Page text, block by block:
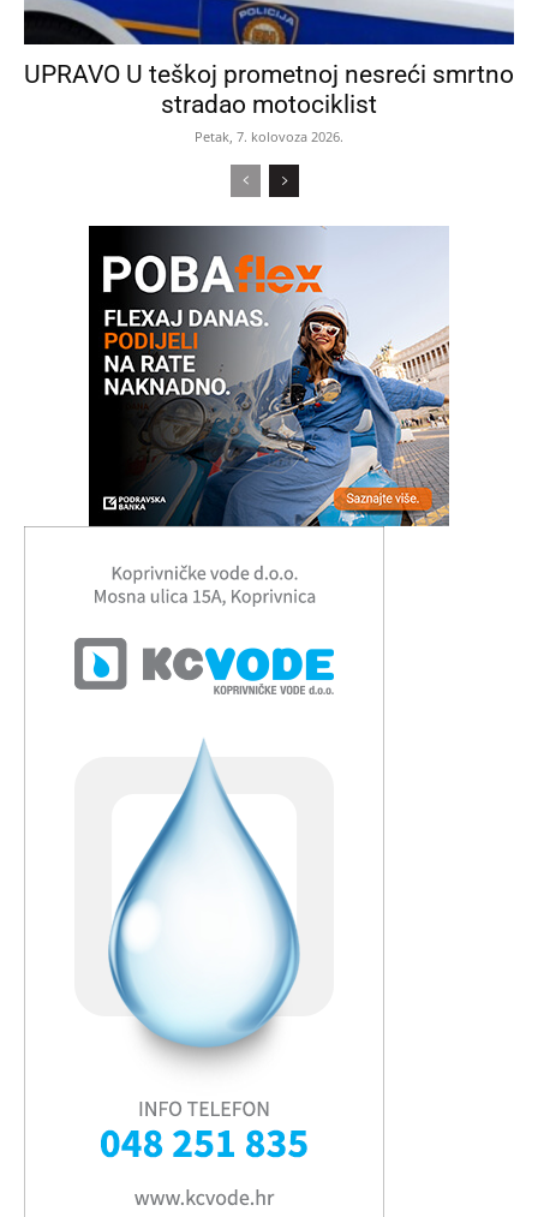
UPRAVO U teškoj prometnoj nesreći smrtno
stradao motociklist
Petak, 7. kolovoza 2026.